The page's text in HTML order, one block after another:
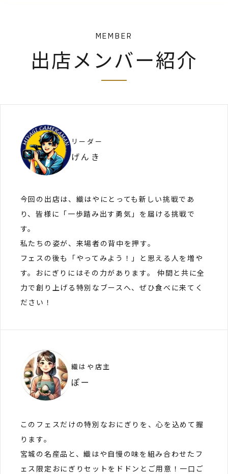
MEMBER
出店メンバー紹介
リーダー
げんき
今回の出店は、織はやにとっても新しい挑戦であ
り、皆様に「一歩踏み出す勇気」を届ける挑戦で
す。
私たちの姿が、来場者の背中を押す。
フェスの後も「やってみよう！」と思える人を増や
す。おにぎりにはその力があります。 仲間と共に全
力で創り上げる特別なブースへ、ぜひ食べに来てく
ださい！
織はや店主
ぽー
このフェスだけの特別なおにぎりを、心を込めて握
ります。
宮城の名産品と、織はや自慢の味を組み合わせたフ
ェス限定おにぎりセットをドドンとご用意！一口ご